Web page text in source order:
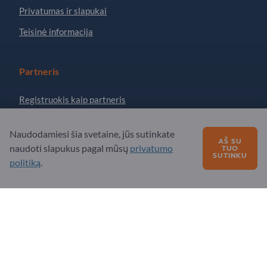
Privatumas ir slapukai
Teisinė informacija
Partneris
Registruokis kaip partneris
Turite klausimų?
DUK
Naudodamiesi šia svetaine, jūs sutinkate
naudoti slapukus pagal mūsų privatumo
politiką.
AŠ SU
TUO
SUTINKU